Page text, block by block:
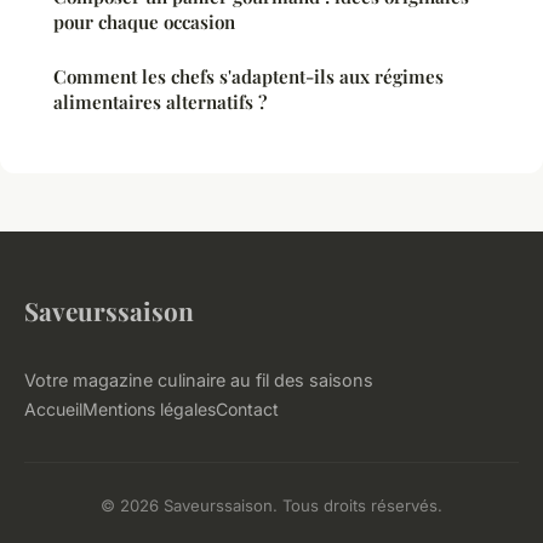
pour chaque occasion
Comment les chefs s'adaptent-ils aux régimes
alimentaires alternatifs ?
Saveurssaison
Votre magazine culinaire au fil des saisons
AccueilMentions légalesContact
© 2026 Saveurssaison. Tous droits réservés.